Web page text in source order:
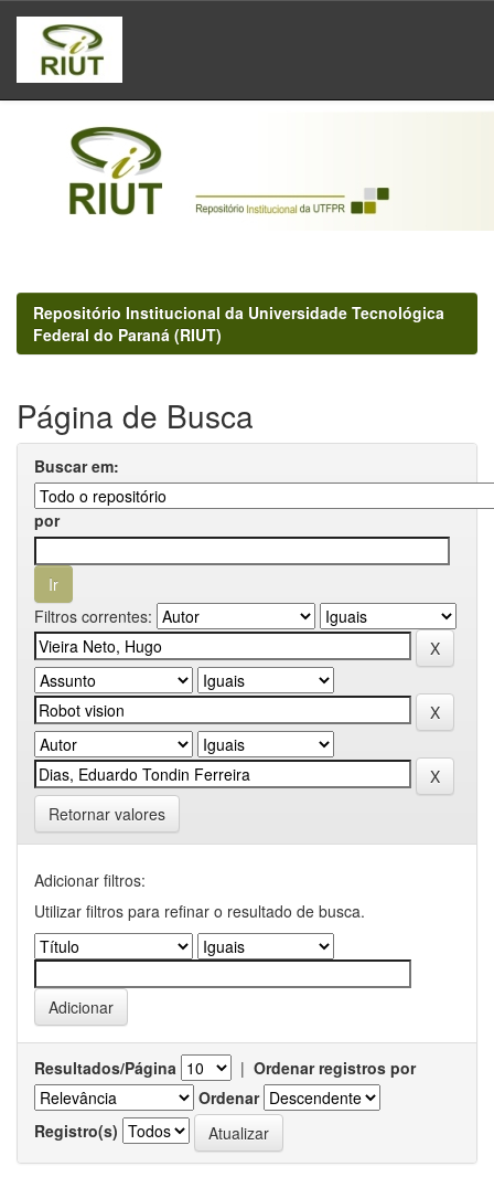
Skip
navigation
Repositório Institucional da Universidade Tecnológica
Federal do Paraná (RIUT)
Página de Busca
Buscar em:
por
Filtros correntes:
Retornar valores
Adicionar filtros:
Utilizar filtros para refinar o resultado de busca.
Resultados/Página | Ordenar registros por
Ordenar
Registro(s)